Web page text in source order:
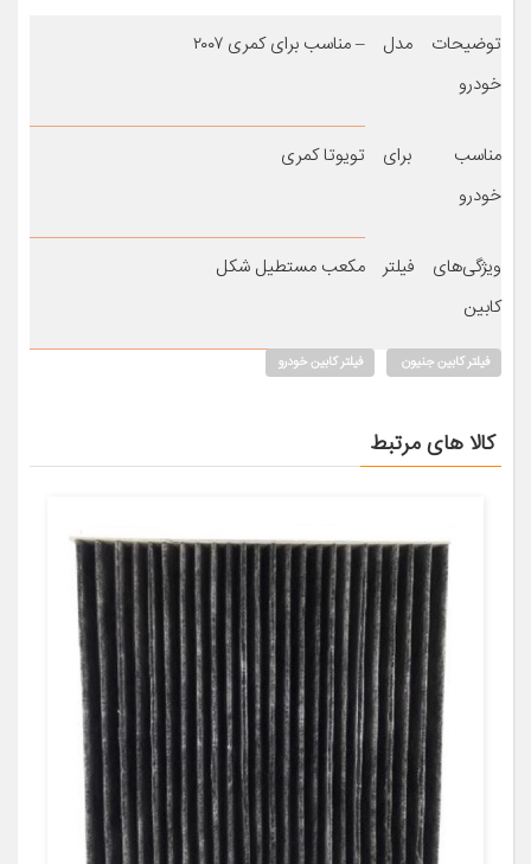
توضیحات مدل
خودرو
– مناسب برای کمری ۲۰۰۷
مناسب برای
خودرو
تویوتا کمری
ویژگی‌های فیلتر
کابین
مکعب مستطیل شکل
فیلتر کابین جنیون فیلتر کابین خودرو
کالا های مرتبط